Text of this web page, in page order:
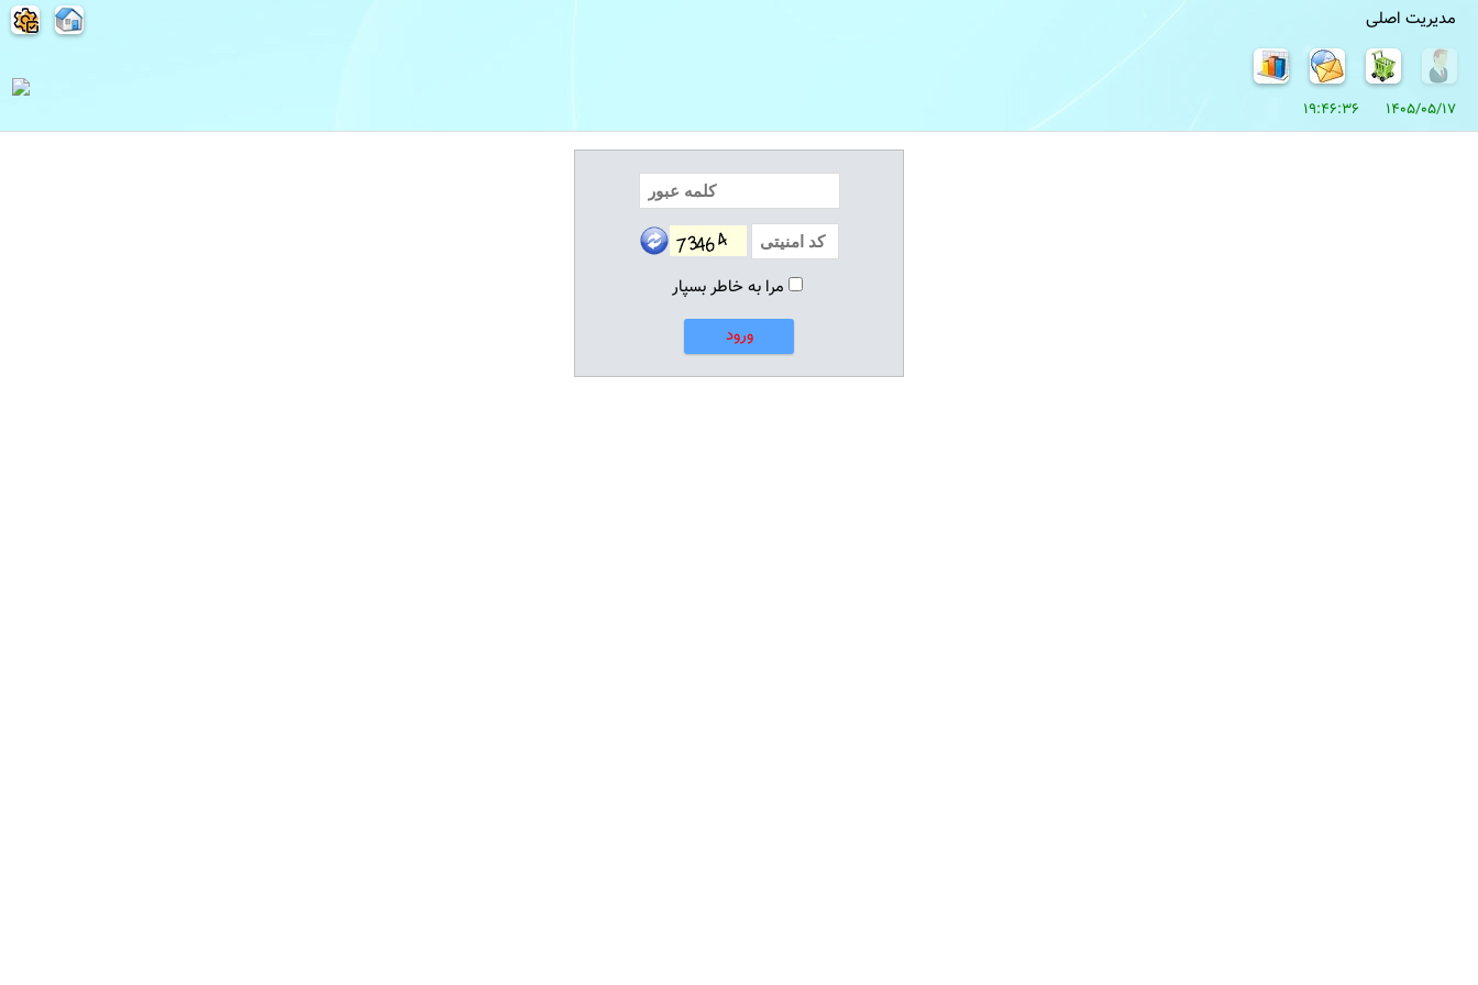
مدیریت اصلی
1405/05/17 19:46:36
مرا به خاطر بسپار